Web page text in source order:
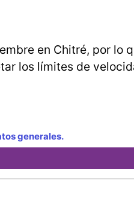
en Chitré, por lo
los límites de
generales.